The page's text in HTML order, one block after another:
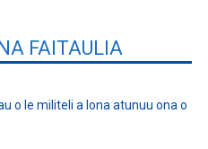
FAITAULIA
o le militeli a lona atunuu ona o